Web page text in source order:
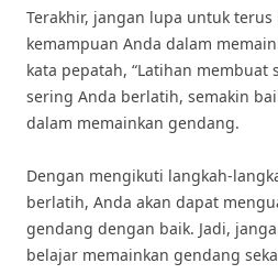
Terakhir, jangan lupa untuk
kemampuan Anda dalam
kata pepatah, “Latihan membuat
sering Anda berlatih, semakin
dalam memainkan gendang.
Dengan mengikuti langkah-
berlatih, Anda akan dapat
gendang dengan baik. Jadi,
belajar memainkan gendang